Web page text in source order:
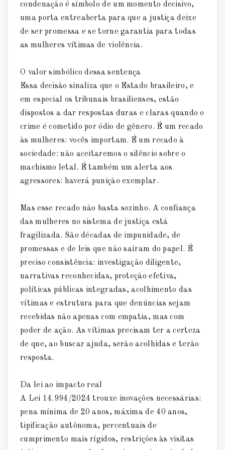
condenação é símbolo de um momento decisivo,
uma porta entreaberta para que a justiça deixe
de ser promessa e se torne garantia para todas
as mulheres vítimas de violência.
O valor simbólico dessa sentença
Essa decisão sinaliza que o Estado brasileiro, e
em especial os tribunais brasilienses, estão
dispostos a dar respostas duras e claras quando o
crime é cometido por ódio de gênero. É um recado
às mulheres: vocês importam. É um recado à
sociedade: não aceitaremos o silêncio sobre o
machismo letal. É também um alerta aos
agressores: haverá punição exemplar.
Mas esse recado não basta sozinho. A confiança
das mulheres no sistema de justiça está
fragilizada. São décadas de impunidade, de
promessas e de leis que não saíram do papel. É
preciso consistência: investigação diligente,
narrativas reconhecidas, proteção efetiva,
políticas públicas integradas, acolhimento das
vítimas e estrutura para que denúncias sejam
recebidas não apenas com empatia, mas com
poder de ação. As vítimas precisam ter a certeza
de que, ao buscar ajuda, serão acolhidas e terão
resposta.
Da lei ao impacto real
A Lei 14.994/2024 trouxe inovações necessárias:
pena mínima de 20 anos, máxima de 40 anos,
tipificação autônoma, percentuais de
cumprimento mais rígidos, restrições às visitas